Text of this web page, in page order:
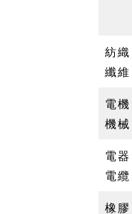
紡織
纖維
電機
機械
電器
電纜
橡膠